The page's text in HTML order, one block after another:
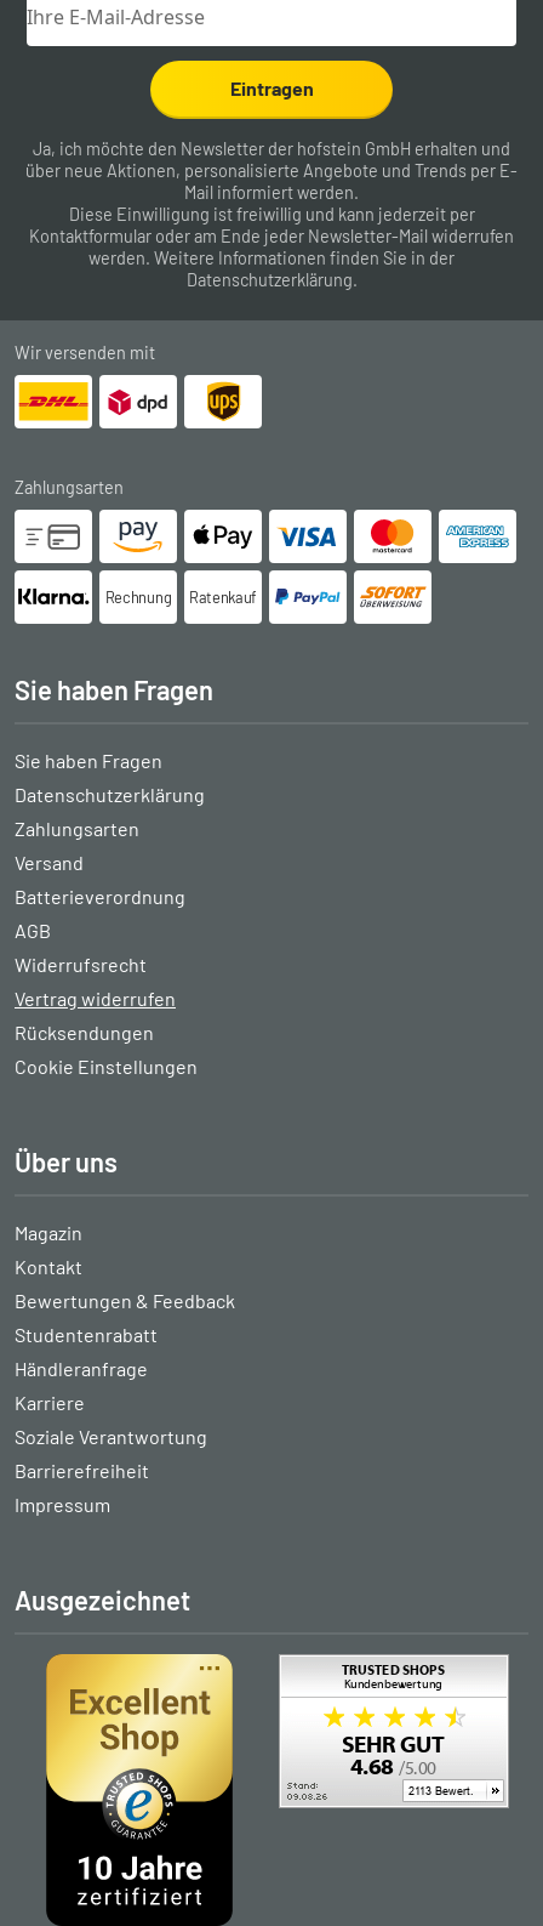
Eintragen
Ja, ich möchte den Newsletter der hofstein GmbH erhalten und
über neue Aktionen, personalisierte Angebote und Trends per E-
Mail informiert werden.
Diese Einwilligung ist freiwillig und kann jederzeit per
Kontaktformular oder am Ende jeder Newsletter-Mail widerrufen
werden. Weitere Informationen finden Sie in der
Datenschutzerklärung.
Wir versenden mit
Zahlungsarten
Rechnung Ratenkauf
Sie haben Fragen
Sie haben Fragen
Datenschutzerklärung
Zahlungsarten
Versand
Batterieverordnung
AGB
Widerrufsrecht
Vertrag widerrufen
Rücksendungen
Cookie Einstellungen
Über uns
Magazin
Kontakt
Bewertungen & Feedback
Studentenrabatt
Händleranfrage
Karriere
Soziale Verantwortung
Barrierefreiheit
Impressum
Ausgezeichnet